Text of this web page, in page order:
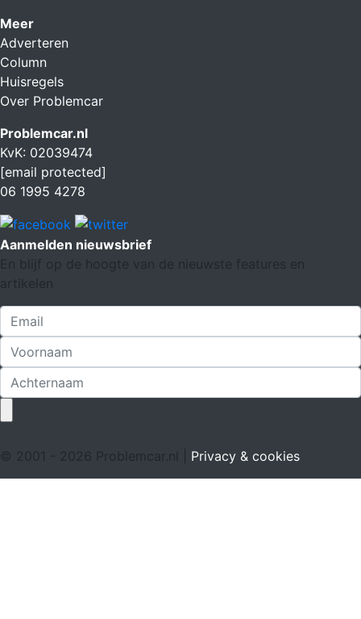
Meer
Adverteren
Column
Huisregels
Over Problemcar
Problemcar.nl
KvK: 02039474
[email protected]
06 1995 4278
Aanmelden nieuwsbrief
En blijf op de hoogte van de nieuwste features en
artikelen
© 2001 - 2026 Problemcar.nl | Privacy & cookies